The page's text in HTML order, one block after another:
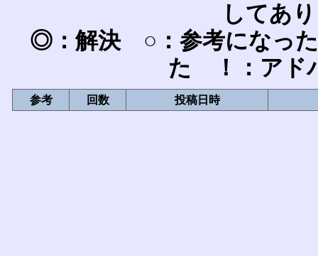
してあ
◎：解決 ○：参考になっ
た ！：アド
参考 回数 投稿日時